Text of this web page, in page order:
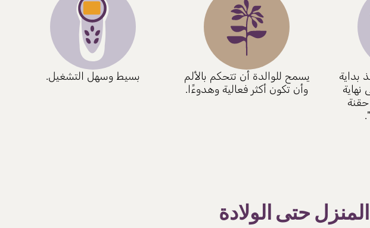
بداية
نهاية
حقنة
يسمح للوالدة أن تتحكم بالألم
وأن تكون أكثر فعالية وهدوءًا.
بسيط وسهل التشغيل.
حتى الولادة